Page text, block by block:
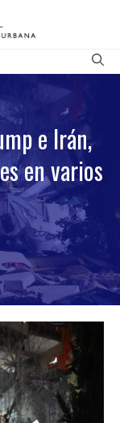
e Irán,
en varios